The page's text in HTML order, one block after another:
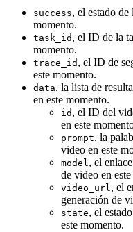
success, el estado de
momento.
task_id , el ID de la
momento.
trace_id , el ID de
este momento.
data, la lista de
en este momento.
id , el ID del
en este
prompt, la
video en este
model, el
de video en
video_url, el
generación de
state, el
este momento.